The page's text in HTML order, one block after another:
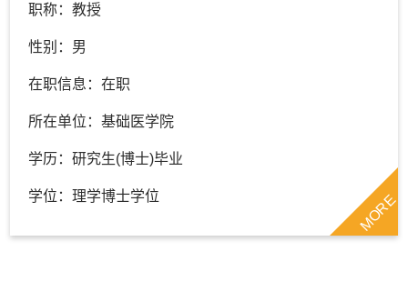
职称：教授
性别：男
在职信息：在职
所在单位：基础医学院
学历：研究生(博士)毕业
学位：理学博士学位 MORE